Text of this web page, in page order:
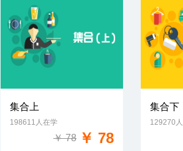
免费试学
集合上
198611人在学
￥ 78 ￥ 78
集合下
129270